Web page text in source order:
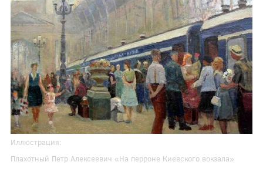
Иллюстрация:
Плахотный Петр Алексеевич «На перроне Киевского вокзала»